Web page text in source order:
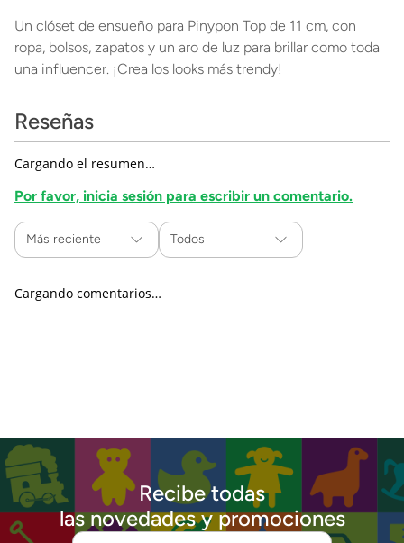
Un clóset de ensueño para Pinypon Top de 11 cm, con
ropa, bolsos, zapatos y un aro de luz para brillar como toda
una influencer. ¡Crea los looks más trendy!
Reseñas
Cargando el resumen…
Por favor, inicia sesión para escribir un comentario.
Más reciente Todos
Cargando comentarios…
Recibe todas
las novedades y promociones